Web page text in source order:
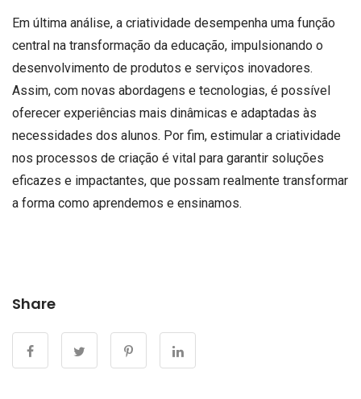
Em última análise, a criatividade desempenha uma função
central na transformação da educação, impulsionando o
desenvolvimento de produtos e serviços inovadores.
Assim, com novas abordagens e tecnologias, é possível
oferecer experiências mais dinâmicas e adaptadas às
necessidades dos alunos. Por fim, estimular a criatividade
nos processos de criação é vital para garantir soluções
eficazes e impactantes, que possam realmente transformar
a forma como aprendemos e ensinamos.
Share